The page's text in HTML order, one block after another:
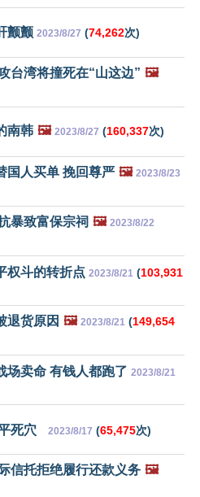
颤颤 2023/8/27 (74,262次)
台湾将撞死在“山这边” 🖼️
南韩 🖼️ 2023/8/27 (160,337次)
国人买单 挽回尊严 🖼️ 2023/8/23
暴致富保宗祠 🖼️ 2023/8/22
权斗的转折点 2023/8/21 (103,931
退货原因 🖼️ 2023/8/21 (149,654
场卖命 有钱人都跑了 2023/8/21
死穴 2023/8/17 (65,475次)
信托拒绝履行还款义务 🖼️